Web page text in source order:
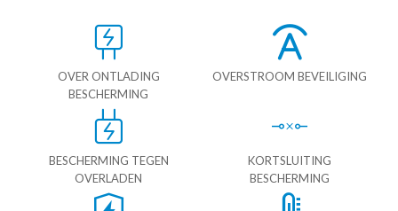
OVER ONTLADING
BESCHERMING
OVERSTROOM BEVEILIGING
BESCHERMING TEGEN
OVERLADEN
KORTSLUITING
BESCHERMING